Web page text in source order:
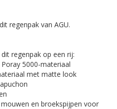
regenpak van AGU.
regenpak op een rij:
5000-materiaal
met matte look
en broekspijpen voor